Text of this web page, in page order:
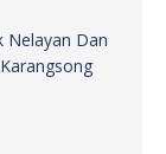
Nelayan Dan